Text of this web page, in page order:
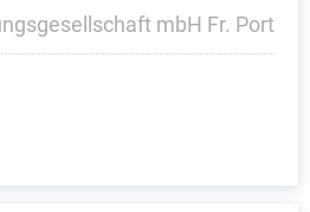
mbH Fr. Port